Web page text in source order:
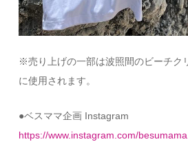
※売り上げの一部は波照間のビーチク
に使用されます。
●ベスママ企画 Instagram
https://www.instagram.com/